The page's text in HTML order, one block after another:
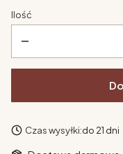
Ilość
Czas wysyłki:do 21 dni